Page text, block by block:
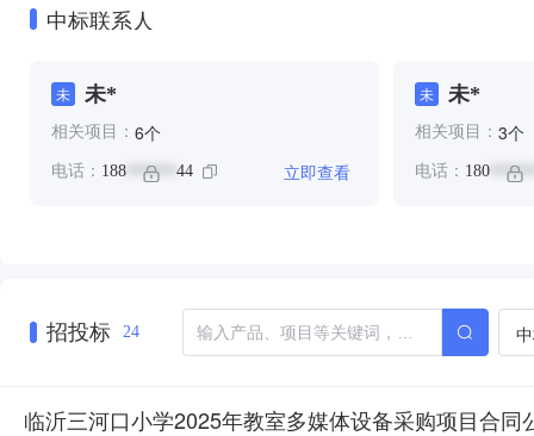
中标联系人
未 未*
相关项目： 6个
电话： 188 ****** 44 立即查看
未 未*
相关项目： 3个
电话： 180
招投标 24
临沂三河口小学2025年教室多媒体设备采购项目合同